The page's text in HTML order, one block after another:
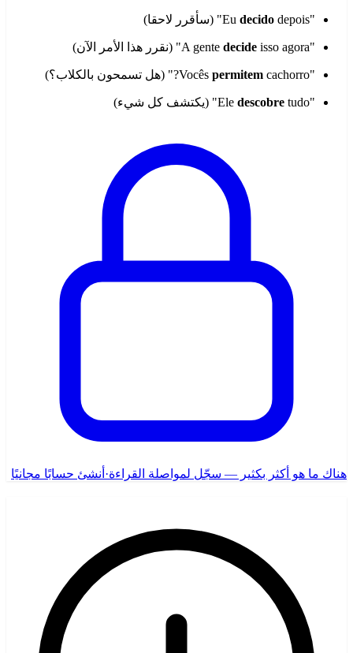
"Eu
decido depois" (سأقرر لاحقا)
"A gente
decide isso agora" (نقرر هذا الأمر الآن)
"Vocês
permitem cachorro?" (هل تسمحون بالكلاب؟)
"Ele
descobre tudo" (يكتشف كل شيء)
هناك ما هو أكثر بكثير — سجّل لمواصلة القراءة· أنشئ حسابًا مجانيًا